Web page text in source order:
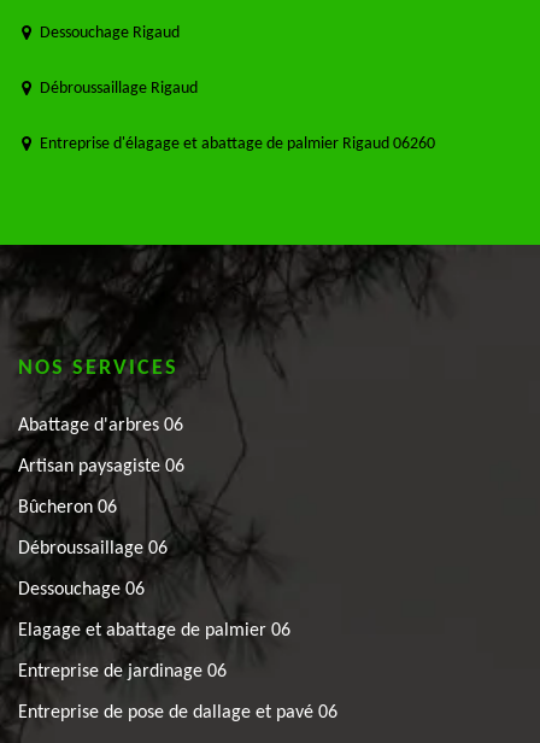
Dessouchage Rigaud
Débroussaillage Rigaud
Entreprise d'élagage et abattage de palmier Rigaud 06260
NOS SERVICES
Abattage d'arbres 06
Artisan paysagiste 06
Bûcheron 06
Débroussaillage 06
Dessouchage 06
Elagage et abattage de palmier 06
Entreprise de jardinage 06
Entreprise de pose de dallage et pavé 06